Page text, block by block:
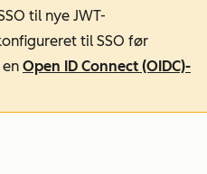
til nye JWT-
til SSO før
Open ID Connect (OIDC)-